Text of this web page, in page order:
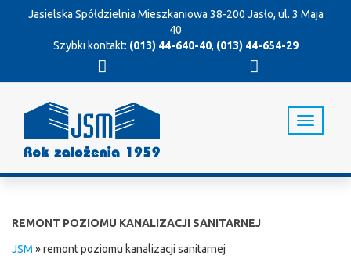
Jasielska Spółdzielnia Mieszkaniowa 38-200 Jasło, ul. 3 Maja
40
Szybki kontakt: (013) 44-640-40, (013) 44-654-29
T
o
REMONT POZIOMU KANALIZACJI SANITARNEJ
JSM »remont poziomu kanalizacji sanitarnej